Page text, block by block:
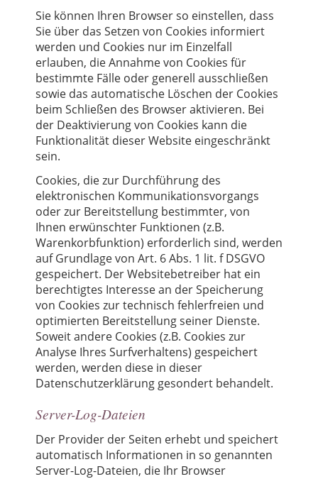
Sie können Ihren Browser so einstellen, dass
Sie über das Setzen von Cookies informiert
werden und Cookies nur im Einzelfall
erlauben, die Annahme von Cookies für
bestimmte Fälle oder generell ausschließen
sowie das automatische Löschen der Cookies
beim Schließen des Browser aktivieren. Bei
der Deaktivierung von Cookies kann die
Funktionalität dieser Website eingeschränkt
sein.
Cookies, die zur Durchführung des
elektronischen Kommunikationsvorgangs
oder zur Bereitstellung bestimmter, von
Ihnen erwünschter Funktionen (z.B.
Warenkorbfunktion) erforderlich sind, werden
auf Grundlage von Art. 6 Abs. 1 lit. f DSGVO
gespeichert. Der Websitebetreiber hat ein
berechtigtes Interesse an der Speicherung
von Cookies zur technisch fehlerfreien und
optimierten Bereitstellung seiner Dienste.
Soweit andere Cookies (z.B. Cookies zur
Analyse Ihres Surfverhaltens) gespeichert
werden, werden diese in dieser
Datenschutzerklärung gesondert behandelt.
Server-Log-Dateien
Der Provider der Seiten erhebt und speichert
automatisch Informationen in so genannten
Server-Log-Dateien, die Ihr Browser